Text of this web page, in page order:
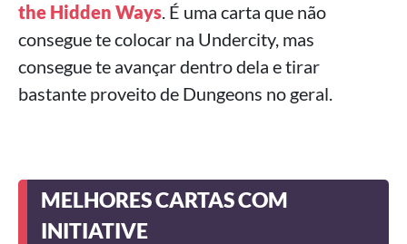
the Hidden Ways. É uma carta que não
consegue te colocar na Undercity, mas
consegue te avançar dentro dela e tirar
bastante proveito de Dungeons no geral.
MELHORES CARTAS COM
INITIATIVE